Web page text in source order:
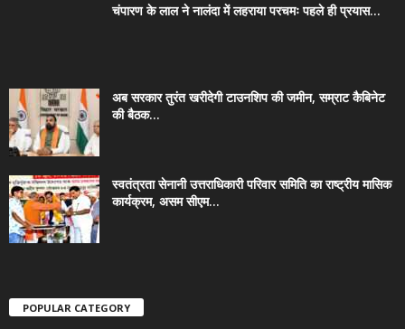
चंपारण के लाल ने नालंदा में लहराया परचमः पहले ही प्रयास...
अब सरकार तुरंत खरीदेगी टाउनशिप की जमीन, सम्राट कैबिनेट
की बैठक...
स्वतंत्रता सेनानी उत्तराधिकारी परिवार समिति का राष्ट्रीय मासिक
कार्यक्रम, असम सीएम...
POPULAR CATEGORY